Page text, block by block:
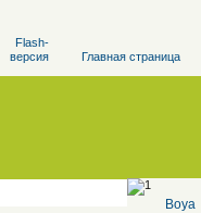
Flash-
версия
Главная страница
Boya